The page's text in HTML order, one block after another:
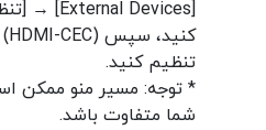
تنظیم کنید.
* توجه: مسیر منو ممکن
شما متفاوت باشد.